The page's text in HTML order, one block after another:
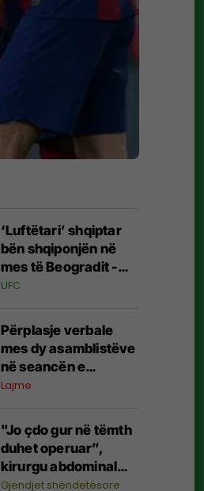
‘Luftëtari’ shqiptar
bën shqiponjën në
mes të Beogradit -
serbët e cilësojnë
cilëson simbol të
identitetit
UFC
Përplasje verbale
mes dy asamblistëve
në seancën e
Kuvendit të Pejës
Lajme
"Jo çdo gur në tëmth
duhet operuar”,
kirurgu abdominal
Ymer Durmishi
Gjendjet shëndetësore